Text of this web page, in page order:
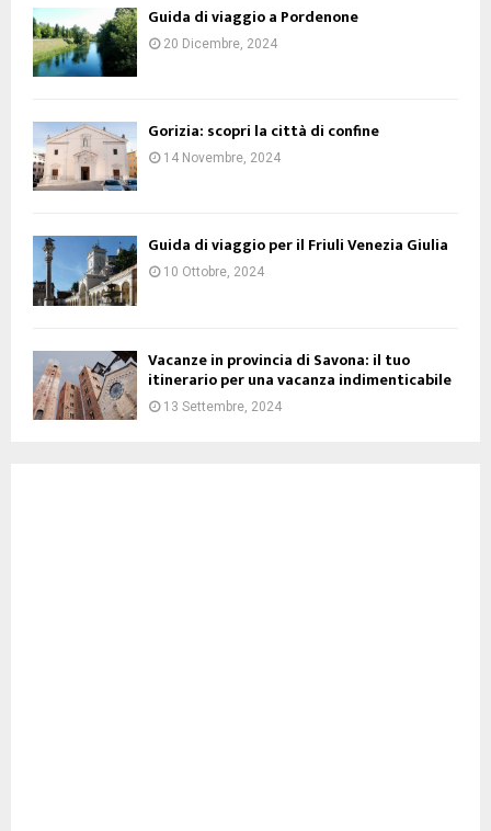
Guida di viaggio a Pordenone
20 Dicembre, 2024
Gorizia: scopri la città di confine
14 Novembre, 2024
Guida di viaggio per il Friuli Venezia Giulia
10 Ottobre, 2024
Vacanze in provincia di Savona: il tuo
itinerario per una vacanza indimenticabile
13 Settembre, 2024